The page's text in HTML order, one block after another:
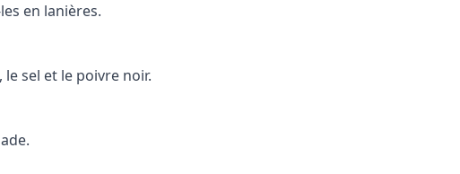
en lanières.
sel et le poivre noir.